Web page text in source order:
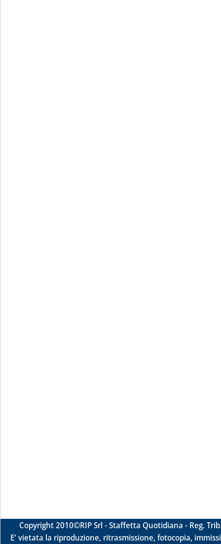
Copyright 2010©RIP Srl -Staffetta Quotidiana - Reg.
E' vietata la riproduzione, ritrasmissione, fotocopia,